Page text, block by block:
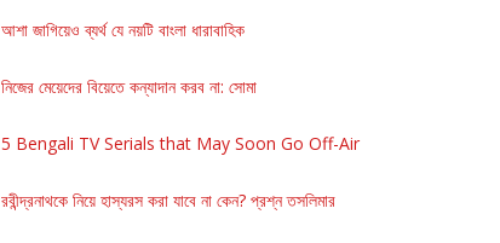
আশা জাগিয়েও ব্যর্থ যে নয়টি বাংলা ধারাবাহিক
নিজের মেয়েদের বিয়েতে কন্যাদান করব না: সোমা
5 Bengali TV Serials that May Soon Go Off-Air
রবীন্দ্রনাথকে নিয়ে হাস্যরস করা যাবে না কেন? প্রশ্ন তসলিমার